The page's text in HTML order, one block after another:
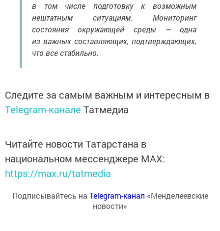
в том числе подготовку к возможным
нештатным ситуациям. Мониторинг
состояния окружающей среды — одна
из важных составляющих, подтверждающих,
что все стабильно.
Следите за самым важным и интересным в
Telegram-канале Татмедиа
Читайте новости Татарстана в
национальном мессенджере MАХ:
https://max.ru/tatmedia
Подписывайтесь на Telegram-канал «Менделеевские
новости»